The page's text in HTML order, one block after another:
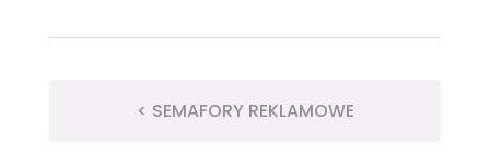
< SEMAFORY REKLAMOWE